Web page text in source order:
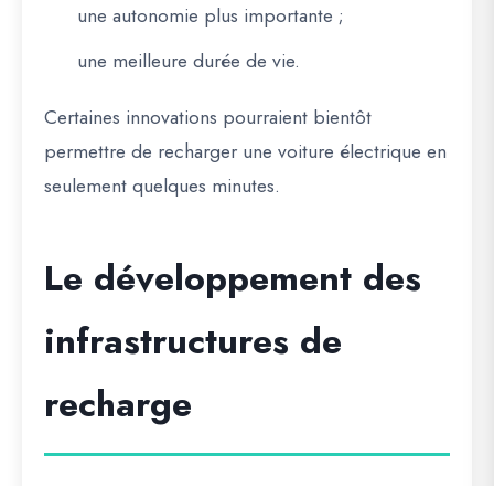
une autonomie plus importante ;
une meilleure durée de vie.
Certaines innovations pourraient bientôt
permettre de recharger une voiture électrique en
seulement quelques minutes.
Le développement des
infrastructures de
recharge